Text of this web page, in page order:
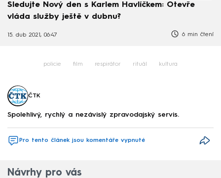
Sledujte Nový den s Karlem Havlíčkem: Otevře
vláda služby ještě v dubnu?
15. dub 2021, 06:47 6 min čtení
policie film respirátor rituál kultura
ČTK
Spolehlivý, rychlý a nezávislý zpravodajský servis.
Pro tento článek jsou komentáře vypnuté
Návrhy pro vás